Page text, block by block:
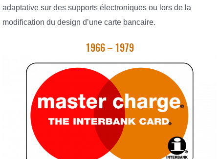
adaptative sur des supports électroniques ou lors de la
modification du design d’une carte bancaire.
1966 – 1979